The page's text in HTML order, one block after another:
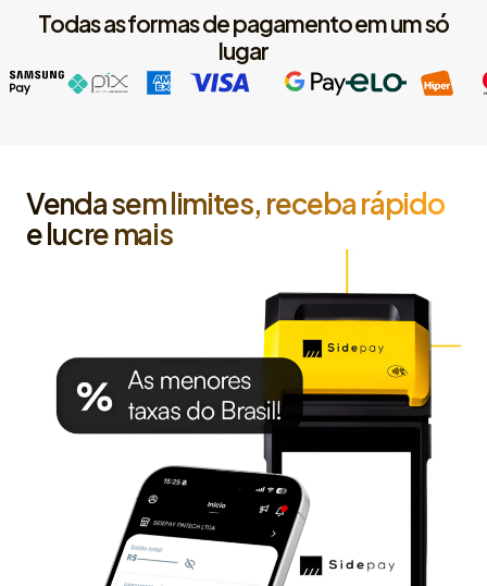
Todas as formas de pagamento em um só
lugar
Venda sem limites, receba rápido
e lucre mais